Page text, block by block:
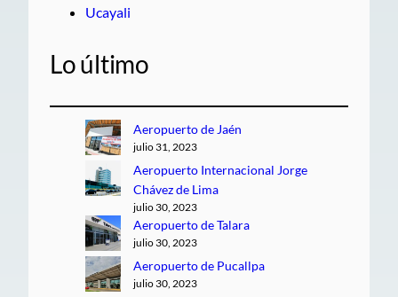
Ucayali
Lo último
Aeropuerto de Jaén
julio 31, 2023
Aeropuerto Internacional Jorge
Chávez de Lima
julio 30, 2023
Aeropuerto de Talara
julio 30, 2023
Aeropuerto de Pucallpa
julio 30, 2023